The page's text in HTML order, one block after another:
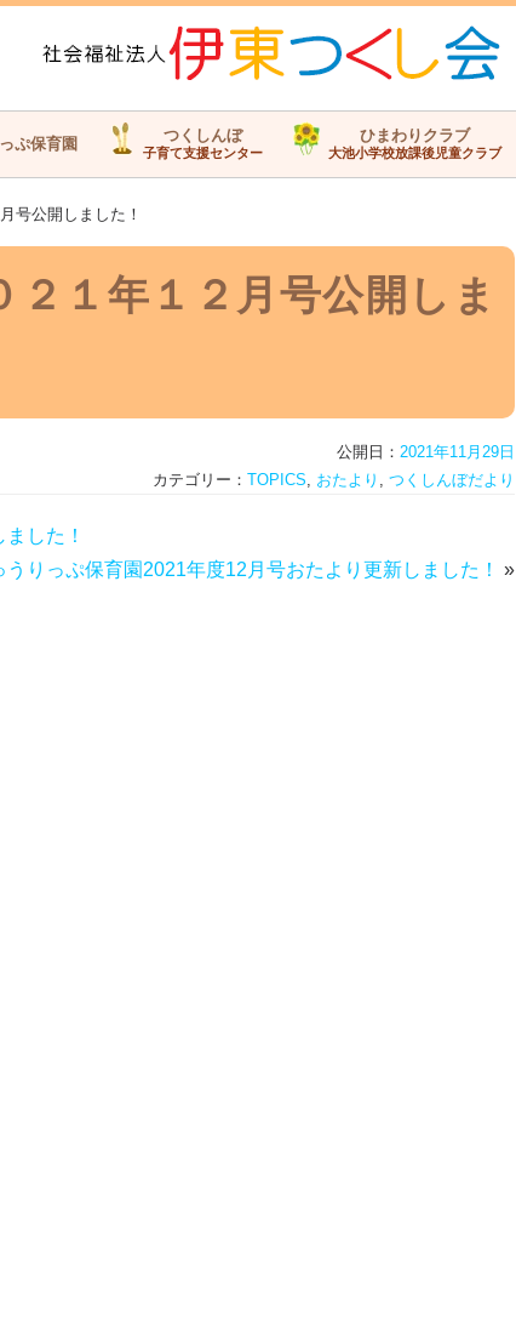
ぷ保育園 つくしんぼ
子育て支援センター
ひまわりクラブ
大池小学校放課後児童クラブ
公開しました！
１年１２月号公開しま
公開日： 2021年11月29日
カテゴリー： TOPICS おたより つくしんぼだより
した！
うりっぷ保育園2021年度12月号おたより更新しました！
»